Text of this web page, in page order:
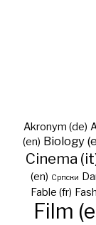
Akronym (de)
(en) Biology
Cinema
(en) Cрпски
Fable (fr)
Film